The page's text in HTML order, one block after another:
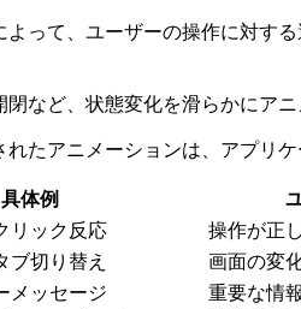
よって、ユーザーの操作に対す
など、状態変化を滑らかにア
れたアニメーションは、アプリ
具体例
リック反応
操作が正
ブ切り替え
画面の変
メッセージ
重要な情